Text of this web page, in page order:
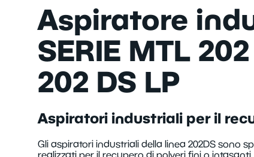
Aspiratore
SERIE MTL
202 DS LP
Aspiratori industriali per il
Gli aspiratori industriali della linea 202DS sono
realizzati per il recupero di polveri fini o intasanti.